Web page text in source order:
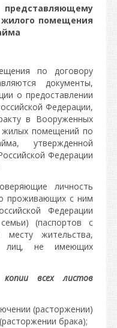
помещения
по договору
документы,
о предоставлении
Федерации,
в Вооруженных
жилых помещений по
утвержденной
Федерации
личность
проживающих с ним
Федерации
(паспортов с
жительства,
лиц, не имеющих
копии всех листов
(расторжении)
брака);